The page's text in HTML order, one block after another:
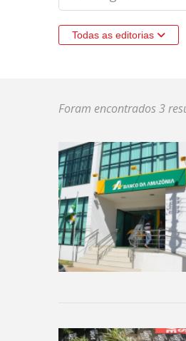
Todas as editorias
Foram encontrados 3